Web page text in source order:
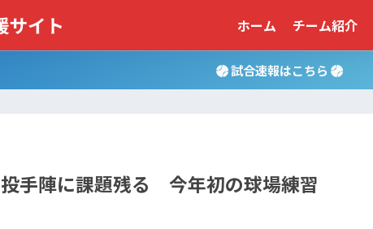
ホーム チーム紹介
試合速報はこちら
手陣に課題残る 今年初の球場練習